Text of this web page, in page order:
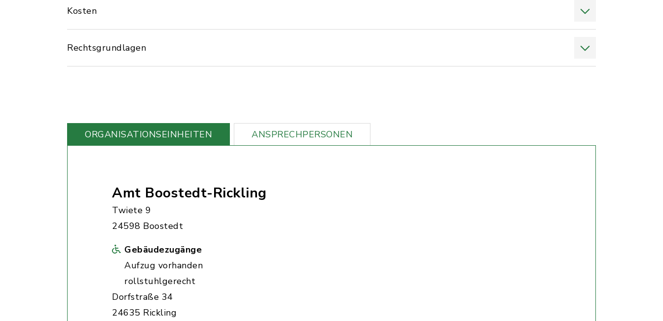
Kosten
Rechtsgrundlagen
ORGANISATIONS­EINHEITEN ANSPRECHPERSONEN
Amt Boostedt-Rickling
Twiete 9
24598 Boostedt
Gebäudezugänge
Aufzug vorhanden
rollstuhlgerecht
Dorfstraße 34
24635 Rickling